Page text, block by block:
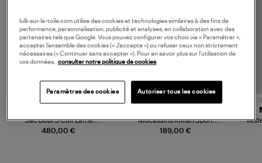
480,00 €
Sac Bobi S Cuir Lamé
Champagne
189,00 €
Mocassins Killian Sport
Mousse
lulli-sur-la-toile.com utilise des cookies et technologies similaires à des fins de
performance, personnalisation, publicité et analyses, en collaboration avec des
partenaires tels que Google. Vous pouvez configurer vos choix via « Paramétrer »,
accepter l’ensemble des cookies (« J’accepte ») ou refuser ceux non strictement
nécessaires (« Continuer sans accepter »). Pour en savoir plus sur l’utilisation de
vos données, consulter notre politique de cookies
Paramètres des cookies Autoriser tous les cookies